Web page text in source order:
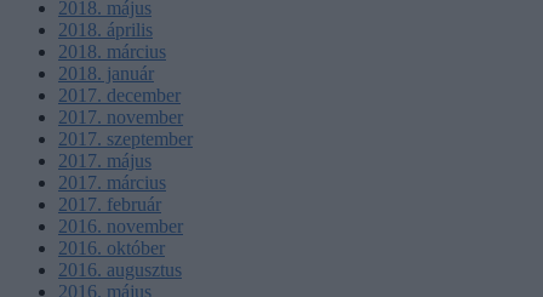
2018. május
2018. április
2018. március
2018. január
2017. december
2017. november
2017. szeptember
2017. május
2017. március
2017. február
2016. november
2016. október
2016. augusztus
2016. május